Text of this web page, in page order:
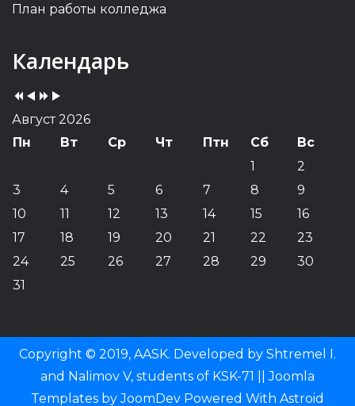
План работы колледжа
Календарь
Previous
Year
Previous
Month
YearMonth
Август 2026
Пн
Вт Ср Чт Птн Сб
Вс
1
2
3
4 5 6 7 8
9
10
11 12 13 14 15
16
17
18 19 20 21 22
23
24
25 26 27 28 29
30
31
Copyright © 2019, AASK. Developed by Shtremel I.
and Nalimov V, students of KSK-71 ||Joomla
Templates byJoomDev Powered With Astroid